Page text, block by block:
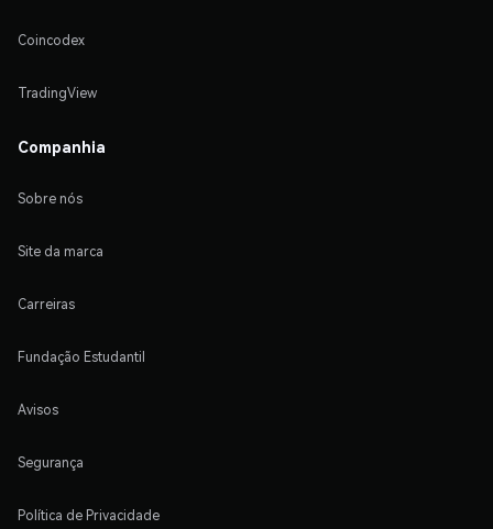
Coincodex
TradingView
Companhia
Sobre nós
Site da marca
Carreiras
Fundação Estudantil
Avisos
Segurança
Política de Privacidade